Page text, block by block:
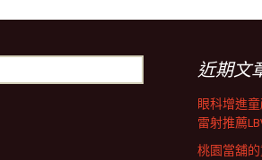
近期文
眼科增進
雷射推薦
桃園當舖